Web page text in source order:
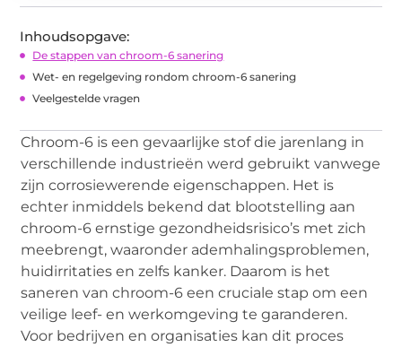
Inhoudsopgave:
De stappen van chroom-6 sanering
Wet- en regelgeving rondom chroom-6 sanering
Veelgestelde vragen
Chroom-6 is een gevaarlijke stof die jarenlang in
verschillende industrieën werd gebruikt vanwege
zijn corrosiewerende eigenschappen. Het is
echter inmiddels bekend dat blootstelling aan
chroom-6 ernstige gezondheidsrisico’s met zich
meebrengt, waaronder ademhalingsproblemen,
huidirritaties en zelfs kanker. Daarom is het
saneren van chroom-6 een cruciale stap om een
veilige leef- en werkomgeving te garanderen.
Voor bedrijven en organisaties kan dit proces